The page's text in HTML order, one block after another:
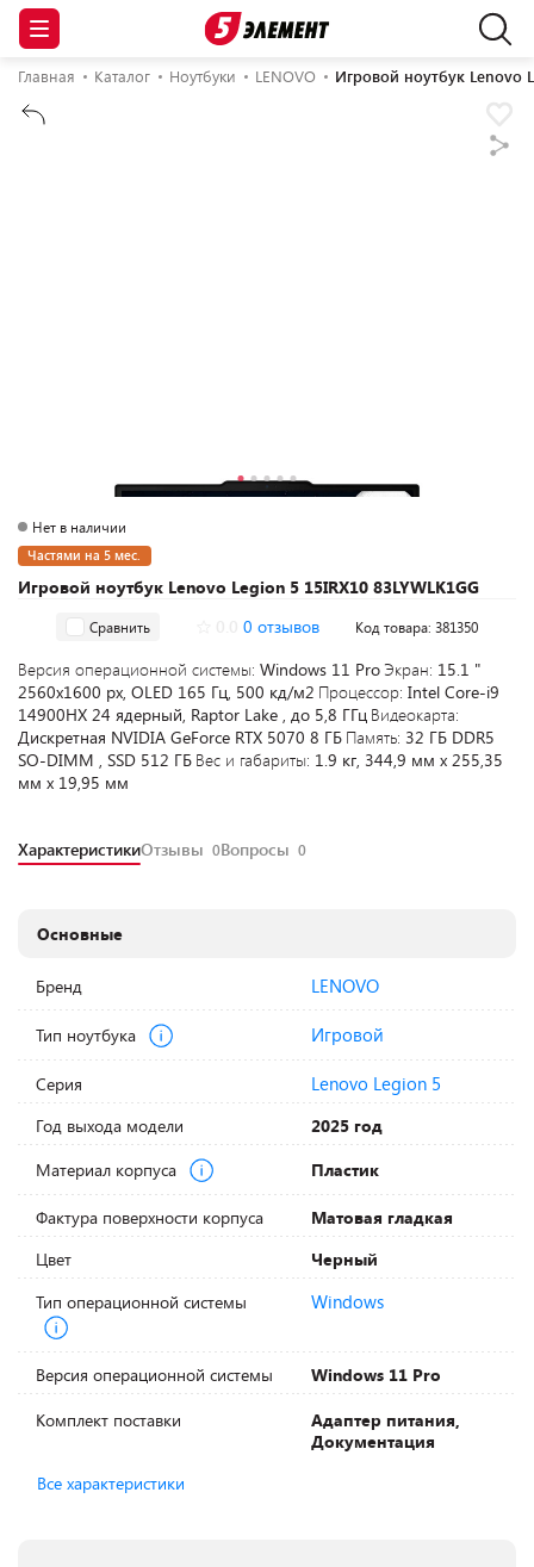
Главная Каталог Ноутбуки LENOVO Игровой ноутбук Lenovo
Игровой ноутбук Lenovo Legion 5 15IRX10 83LYWLK1GG
Нет в наличии
Частями на 5 мес.
Сравнить 0 отзывов Код товара: 381350
Версия операционной системы: Windows 11 Pro Экран: 15.1 "
2560x1600 px, OLED 165 Гц, 500 кд/м2 Процессор: Intel Core-i9
14900HX 24 ядерный, Raptor Lake , до 5,8 ГГц Видеокарта:
Дискретная NVIDIA GeForce RTX 5070 8 ГБ Память: 32 ГБ DDR5
SO-DIMM , SSD 512 ГБ Вес и габариты: 1.9 кг, 344,9 мм х 255,35
мм х 19,95 мм
ХарактеристикиОтзывы 0Вопросы 0
Основные
Бренд LENOVO
Тип ноутбука Игровой
Серия Lenovo Legion 5
Год выхода модели
2025 год
Материал корпуса
Пластик
Фактура поверхности корпуса
Матовая гладкая
Цвет
Черный
Тип операционной системы
Windows
Версия операционной системы
Windows 11 Pro
Комплект поставки
Адаптер питания,
Документация
Все характеристики